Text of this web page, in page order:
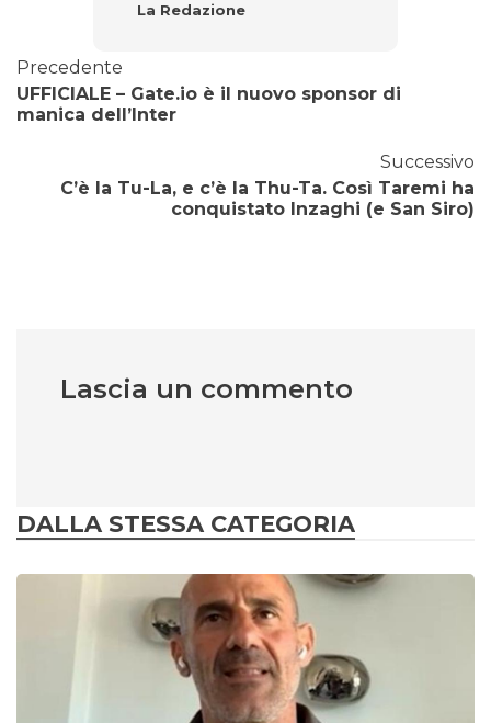
La Redazione
Precedente
UFFICIALE – Gate.io è il nuovo sponsor di
manica dell’Inter
Successivo
C’è la Tu-La, e c’è la Thu-Ta. Così Taremi ha
conquistato Inzaghi (e San Siro)
Lascia un commento
DALLA STESSA CATEGORIA